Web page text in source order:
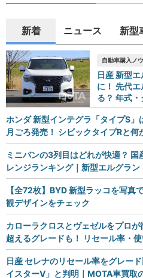
新着 ニュース 新型
自動車購入ノ
日産 新型
に！ 先代
る？ 年式
ホンダ 新型インテグラ「タイプS
月ごろ発売！ シビックタイプRと何
ミニバンの3列目はどれが快適？
レンジランキング｜新型エルグラン
【全72枚】BYD 新型ラッコを写真
観デザインをチェック
カローラクロスとヴェゼルをプロ
超えるグレードも！ リセール率・
日産 セレナのリセール率をグレー
イスターV」と判明｜MOTA車買取